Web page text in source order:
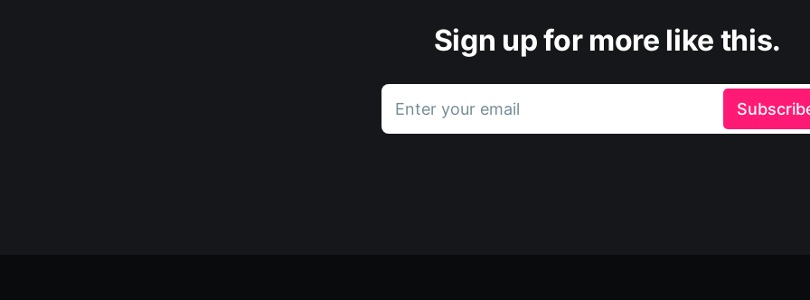
Sign up for more like this.
Enter your email